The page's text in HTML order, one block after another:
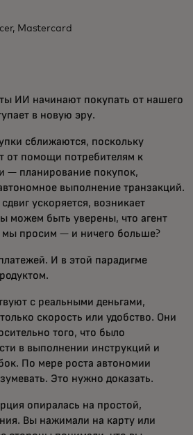
Mastercard
ИИ начинают покупать от нашего
в новую эру.
сближаются, поскольку
от помощи потребителям к
— планирование покупок,
выполнение транзакций.
ускоряется, возникает
можем быть уверены, что агент
мы просим — и ничего больше?
И в этой парадигме
с реальными деньгами,
скорость или удобство. Они
того, что было
в выполнении инструкций и
По мере роста автономии
Это нужно доказать.
опиралась на простой,
Вы нажимали на карту или